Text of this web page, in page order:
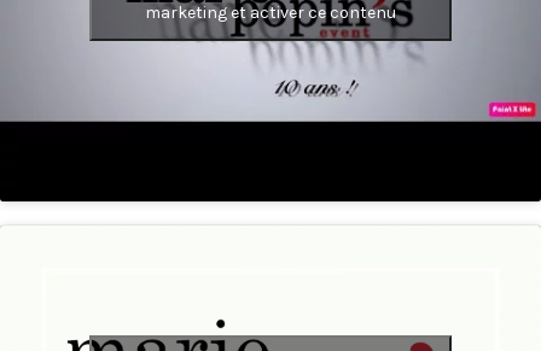
marketing et activer ce contenu